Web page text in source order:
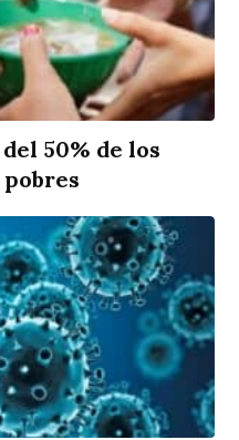
50% de los